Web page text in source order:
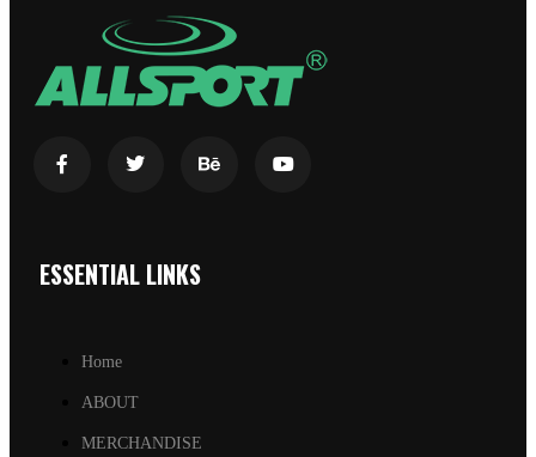
ESSENTIAL LINKS
Home
ABOUT
MERCHANDISE